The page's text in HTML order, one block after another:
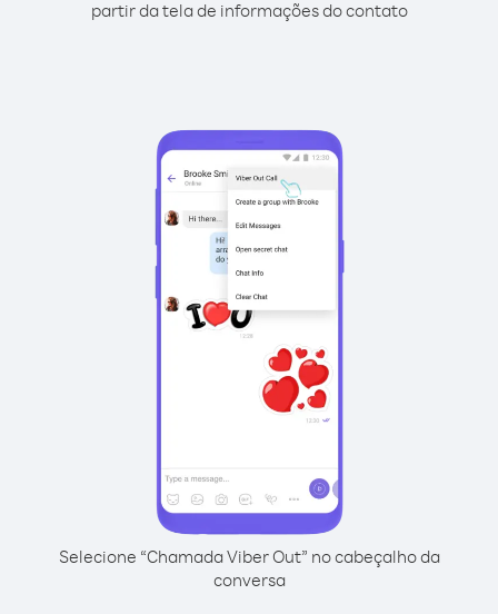
partir da tela de informações do contato
Selecione “Chamada Viber Out” no cabeçalho da
conversa